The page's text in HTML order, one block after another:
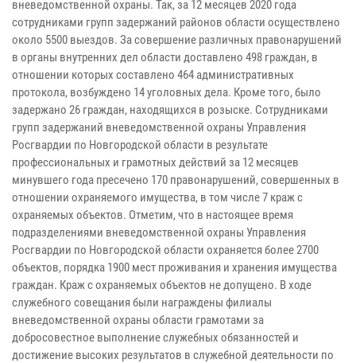
вневедомственной охраны. Так, за 12 месяцев 2020 года
сотрудниками групп задержаний районов области осуществлено
около 5500 выездов. За совершение различных правонарушений
в органы внутренних дел области доставлено 498 граждан, в
отношении которых составлено 464 административных
протокола, возбуждено 14 уголовных дела. Кроме того, было
задержано 26 граждан, находящихся в розыске. Сотрудниками
групп задержаний вневедомственной охраны Управления
Росгвардии по Новгородской области в результате
профессиональных и грамотных действий за 12 месяцев
минувшего года пресечено 170 правонарушений, совершенных в
отношении охраняемого имущества, в том числе 7 краж с
охраняемых объектов. Отметим, что в настоящее время
подразделениями вневедомственной охраны Управления
Росгвардии по Новгородской области охраняется более 2700
объектов, порядка 1900 мест проживания и хранения имущества
граждан. Краж с охраняемых объектов не допущено. В ходе
служебного совещания были награждены филиалы
вневедомственной охраны области грамотами за
добросовестное выполнение служебных обязанностей и
достижение высоких результатов в служебной деятельности по